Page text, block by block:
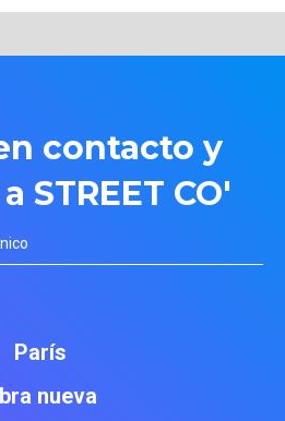
contacto y
STREET CO'
París
nueva